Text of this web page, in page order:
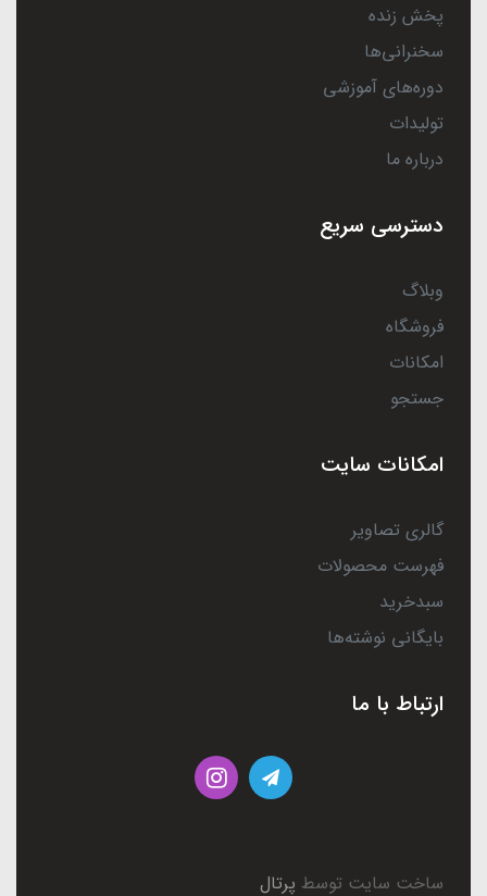
پخش زنده
سخنرانی‌ها
دوره‌های آموزشی
تولیدات
درباره ما
دسترسی سریع
وبلاگ
فروشگاه
امکانات
جستجو
امکانات سایت
گالری تصاویر
فهرست محصولات
سبدخرید
بایگانی نوشته‌ها
ارتباط با ما
ساخت سایت توسط پرتال